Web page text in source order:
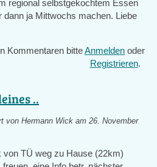
regional selbstgekochtem Essen
dann ja Mittwochs machen. Liebe
Kommentaren bitteAnmelden oder
Registrieren.
..
von Hermann Wick am 26. November
TÜ weg zu Hause (22km)